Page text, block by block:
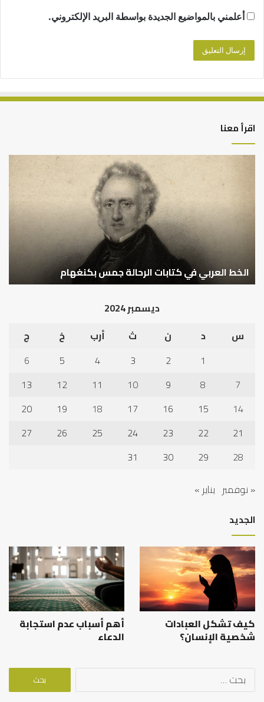
أعلمني بالمواضيع الجديدة بواسطة البريد الإلكتروني.
اقرأ معنا
كيف
الإنسان؟
كيف تشكل العبادات شخصية الإنسان؟
ديسمبر 2024
س
د ن ث أرب خ
ج
1
2
3
4
5
6
7
8
9
10
11
12
13
14
15
16
17
18
19
20
21
22
23
24
25
26
27
28
29
30
31
« نوفمبر يناير »
الجديد
كيف تشكل العبادات
شخصية الإنسان؟
أهم أسباب عدم استجابة
الدعاء
البحث